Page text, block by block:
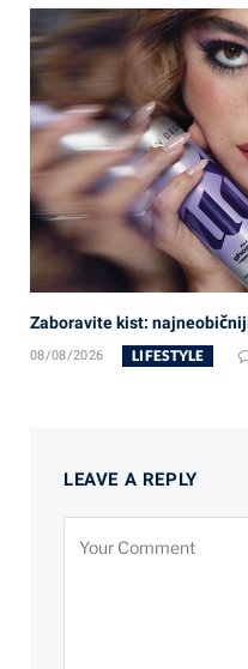
Zaboravite kist:
08/08/2026 LIFESTYLE
LEAVE A REPLY